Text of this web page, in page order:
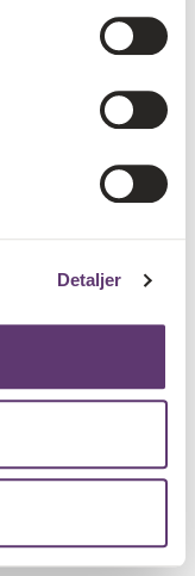
Detaljer
occurred (see the